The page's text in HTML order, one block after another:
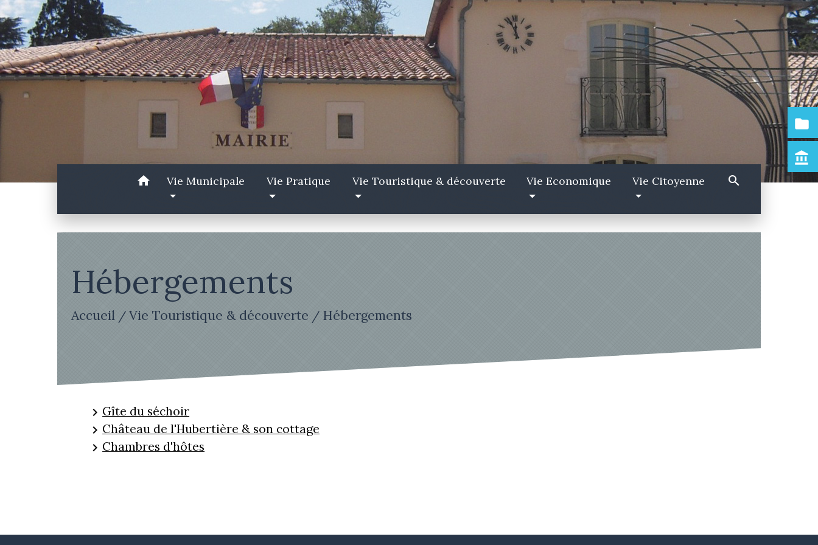
home Vie Municipale Vie Pratique Vie Touristique & découverte Vie Economique Vie Citoyenne search
Hébergements
Accueil/ Vie Touristique & découverte / Hébergements
keyboard_arrow_rightGîte du séchoir
keyboard_arrow_rightChâteau de l'Hubertière & son cottage
keyboard_arrow_rightChambres d'hôtes
folder
account_balance